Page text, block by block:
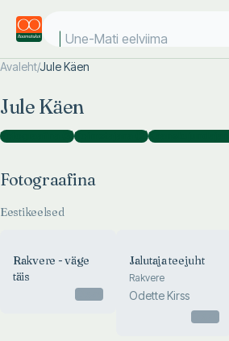
Une-Mati eelviimase
Avaleht/Jule Käen
Jule Käen
Fotograafina )Toimetajana )Kaanekujundajana
Fotograafina
Eestikeelsed
Rakvere - väge
täis
Jalutaja teejuht
Rakvere
Odette Kirss